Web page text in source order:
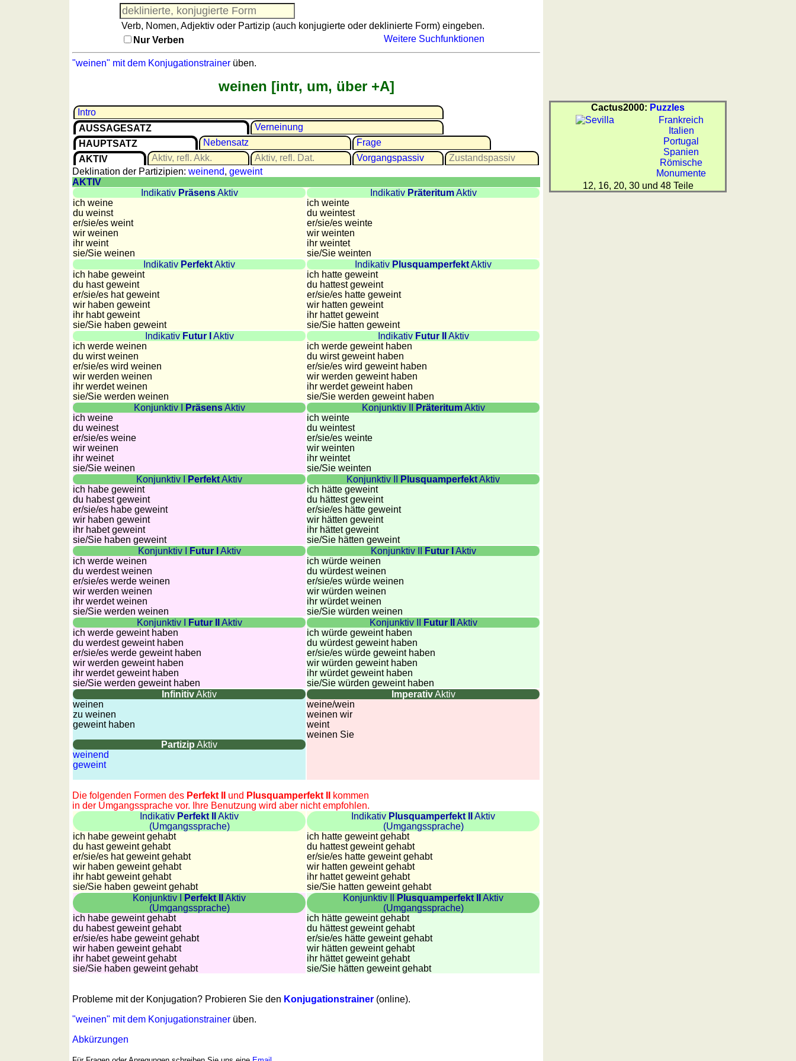
Niederländisch
Portugiesisch
Umrechner
Autokennzeichen
Sonnenstand
Fahrradtouren
Reisewortschatz
Geografie
Küstenquiz
Geografiequiz
Länderquiz
Städtequiz
Münzenquiz
Länderquiz
weitere
Gehirntraining
Rechentrainer
Verb, Nomen, Adjektiv oder Partizip (auch konjugierte oder deklinierte Form) eingeben.
Nur Verben
Weitere Suchfunktionen
"weinen" mit dem Konjugationstrainer üben.
weinen [intr, um, über +A]
Intro
AUSSAGESATZ
Verneinung
HAUPTSATZ
Nebensatz
Frage
AKTIV
Aktiv, refl. Akk. Aktiv, refl. Dat. Vor­gangs­passiv
Zu­stands­passiv
Deklination der Partizipien: weinend, geweint
AKTIV
Indikativ PräsensAktiv
ich weine
du weinst
er/sie/es weint
wir weinen
ihr weint
sie/Sie weinen
Indikativ PräteritumAktiv
ich weinte
du weintest
er/sie/es weinte
wir weinten
ihr weintet
sie/Sie weinten
Indikativ PerfektAktiv
ich habe geweint
du hast geweint
er/sie/es hat geweint
wir haben geweint
ihr habt geweint
sie/Sie haben geweint
Indikativ PlusquamperfektAktiv
ich hatte geweint
du hattest geweint
er/sie/es hatte geweint
wir hatten geweint
ihr hattet geweint
sie/Sie hatten geweint
Indikativ Futur I
Aktiv
ich werde weinen
du wirst weinen
er/sie/es wird weinen
wir werden weinen
ihr werdet weinen
sie/Sie werden weinen
Indikativ Futur II
Aktiv
ich werde geweint haben
du wirst geweint haben
er/sie/es wird geweint haben
wir werden geweint haben
ihr werdet geweint haben
sie/Sie werden geweint haben
Konjunktiv I
PräsensAktiv
ich weine
du weinest
er/sie/es weine
wir weinen
ihr weinet
sie/Sie weinen
Konjunktiv II PräteritumAktiv
ich weinte
du weintest
er/sie/es weinte
wir weinten
ihr weintet
sie/Sie weinten
Konjunktiv I
PerfektAktiv
ich habe geweint
du habest geweint
er/sie/es habe geweint
wir haben geweint
ihr habet geweint
sie/Sie haben geweint
Konjunktiv II PlusquamperfektAktiv
ich hätte geweint
du hättest geweint
er/sie/es hätte geweint
wir hätten geweint
ihr hättet geweint
sie/Sie hätten geweint
Konjunktiv I
Futur I
Aktiv
ich werde weinen
du werdest weinen
er/sie/es werde weinen
wir werden weinen
ihr werdet weinen
sie/Sie werden weinen
Konjunktiv II Futur I
Aktiv
ich würde weinen
du würdest weinen
er/sie/es würde weinen
wir würden weinen
ihr würdet weinen
sie/Sie würden weinen
Konjunktiv I
Futur II
Aktiv
ich werde geweint haben
du werdest geweint haben
er/sie/es werde geweint haben
wir werden geweint haben
ihr werdet geweint haben
sie/Sie werden geweint haben
Konjunktiv II Futur II
Aktiv
ich würde geweint haben
du würdest geweint haben
er/sie/es würde geweint haben
wir würden geweint haben
ihr würdet geweint haben
sie/Sie würden geweint haben
InfinitivAktiv
weinen
zu weinen
geweint haben
Partizip Aktiv
weinend
geweint
ImperativAktiv
weine/wein
weinen wir
weint
weinen Sie
Die folgenden Formen des Perfekt II und Plusquamperfekt II
kommen
in der Umgangssprache vor. Ihre Benutzung wird aber nicht empfohlen.
Indikativ Perfekt II
Aktiv
(Umgangssprache)
ich habe geweint gehabt
du hast geweint gehabt
er/sie/es hat geweint gehabt
wir haben geweint gehabt
ihr habt geweint gehabt
sie/Sie haben geweint gehabt
Indikativ Plusquamperfekt II
Aktiv
(Umgangssprache)
ich hatte geweint gehabt
du hattest geweint gehabt
er/sie/es hatte geweint gehabt
wir hatten geweint gehabt
ihr hattet geweint gehabt
sie/Sie hatten geweint gehabt
Konjunktiv I
Perfekt II
Aktiv
(Umgangssprache)
ich habe geweint gehabt
du habest geweint gehabt
er/sie/es habe geweint gehabt
wir haben geweint gehabt
ihr habet geweint gehabt
sie/Sie haben geweint gehabt
Konjunktiv II Plusquamperfekt II
Aktiv
(Umgangssprache)
ich hätte geweint gehabt
du hättest geweint gehabt
er/sie/es hätte geweint gehabt
wir hätten geweint gehabt
ihr hättet geweint gehabt
sie/Sie hätten geweint gehabt
Probleme mit der Konjugation? Probieren Sie den Konjugationstrainer (online).
"weinen" mit dem Konjugationstrainer üben.
Abkürzungen
Cactus2000: Puzzles
Frankreich
Italien
Portugal
Spanien
Römische
Monumente
12, 16, 20, 30 und 48 Teile